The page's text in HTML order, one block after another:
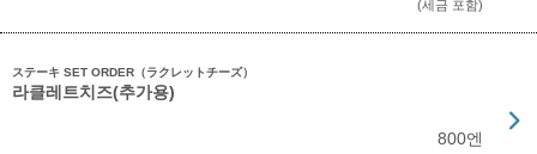
(세금 포함)
ステーキ SET ORDER（ラクレットチーズ）
라클레트치즈(추가용)
800엔